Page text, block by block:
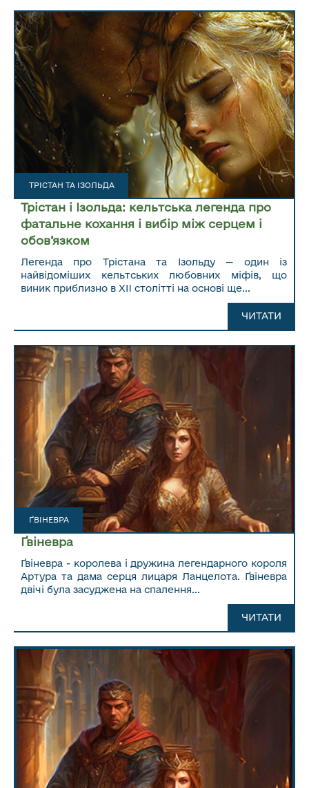
ТРІСТАН ТА ІЗОЛЬДА
Трістан і Ізольда: кельтська легенда про
фатальне кохання і вибір між серцем і
обов’язком
Легенда про Трістана та Ізольду — один із
найвідоміших кельтських любовних міфів, що
виник приблизно в XII столітті на основі ще...
ЧИТАТИ
ҐВІНЕВРА
Ґвіневра
Ґвіневра - королева і дружина легендарного короля
Артура та дама серця лицаря Ланцелота. Ґвіневра
двічі була засуджена на спалення...
ЧИТАТИ